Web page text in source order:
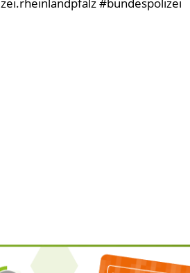
#bundespolizei